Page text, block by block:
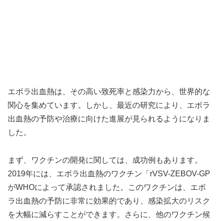
エボラ出血熱は、その高い致死率と感染力から、世界的な
関心を集めています。しかし、最近の研究により、エボラ
出血熱の予防や治療に向けた進展が見られるようになりま
した。
まず、ワクチンの開発に関しては、成功例もあります。
2019年には、エボラ出血熱のワクチン「rVSV-ZEBOV-GP
がWHOによって承認されました。このワクチンは、エボ
ラ出血熱の予防に非常に効果的であり、感染拡大のリスク
を大幅に減らすことができます。さらに、他のワクチン候